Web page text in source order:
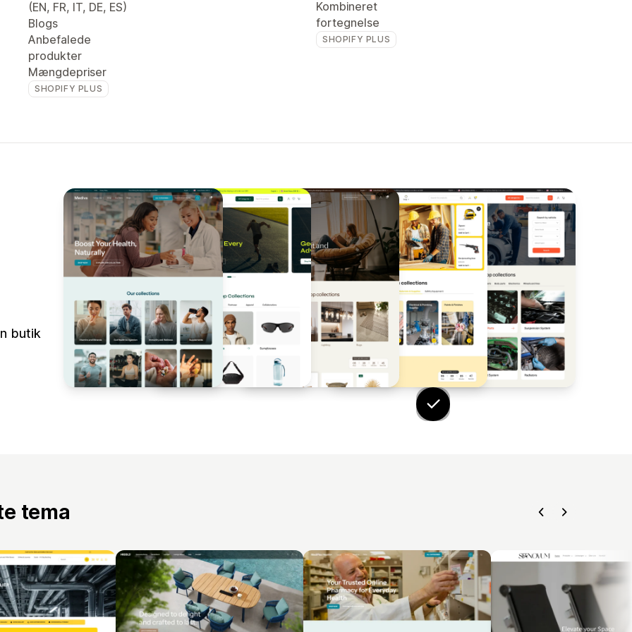
(EN, FR, IT, DE, ES)
Blogs
Anbefalede
produkter
Mængdepriser
SHOPIFY PLUS
Kombineret
fortegnelse
SHOPIFY PLUS
butik
tema